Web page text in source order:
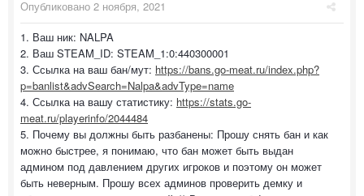
Опубликовано 2 ноября, 2021
1. Ваш ник: NALPA
2. Ваш STEAM_ID: STEAM_1:0:440300001
3. Ссылка на ваш бан/мут: https://bans.go-meat.ru/index.php?
p=banlist&advSearch=Nalpa&advType=name
4. Ссылка на вашу статистику: https://stats.go-
meat.ru/playerinfo/2044484
5. Почему вы должны быть разбанены: Прошу снять бан и как
можно быстрее, я понимаю, что бан может быть выдан
админом под давлением других игроков и поэтому он может
быть неверным. Прошу всех админов проверить демку и